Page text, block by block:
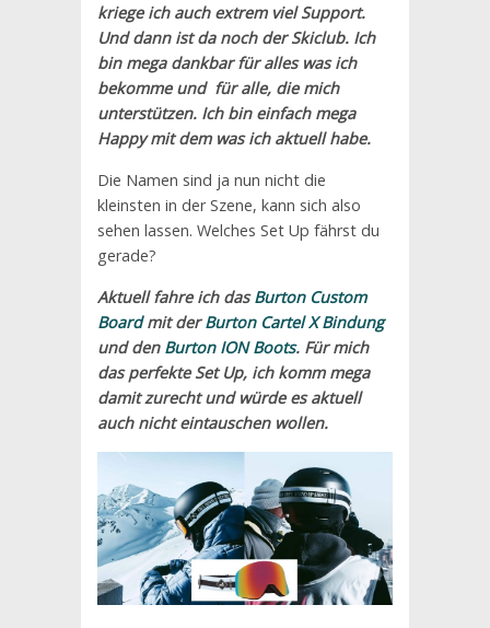
kriege ich auch extrem viel Support.
Und dann ist da noch der Skiclub. Ich
bin mega dankbar für alles was ich
bekomme und für alle, die mich
unterstützen. Ich bin einfach mega
Happy mit dem was ich aktuell habe.
Die Namen sind ja nun nicht die
kleinsten in der Szene, kann sich also
sehen lassen. Welches Set Up fährst du
gerade?
Aktuell fahre ich dasBurton Custom
Boardmit derBurton Cartel X Bindung
und den Burton ION Boots. Für mich
das perfekte Set Up, ich komm mega
damit zurecht und würde es aktuell
auch nicht eintauschen wollen.